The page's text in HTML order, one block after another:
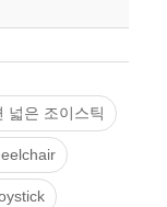
넓은 조이스틱